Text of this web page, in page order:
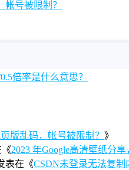
号被限制？
倍率是什么意思？
版乱码，帐号被限制？ 》
2023 年Google高清壁纸分
表在《CSDN未登录无法复制